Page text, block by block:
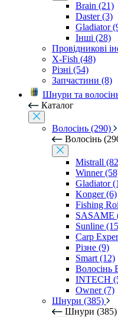
Brain (21)
Daster (3)
Gladiator
Інші (28)
Провідникові
X-Fish (48)
Різні (54)
Запчастини (8)
Шнури та
Каталог
Волосінь (290)
Волосінь
Mistrall
Winner
Gladiator
Konger (6)
Fishing
SASAME
Sunline
Carp
Різне (9)
Smart (12)
Волосінь
INTECH
Owner (7)
Шнури (385)
Шнури (385)